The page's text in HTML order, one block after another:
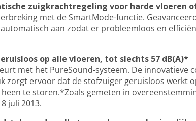
zuigkrachtregeling voor harde vloeren
met de SmartMode-functie.
aan zodat er probleemloos en
op alle vloeren, tot slechts 57 dB(A)*
met het PureSound-systeem. De innovatieve
zorgt ervoor dat de stofzuiger geruisloos werkt
te storen.*Zoals gemeten in
juli 2013.